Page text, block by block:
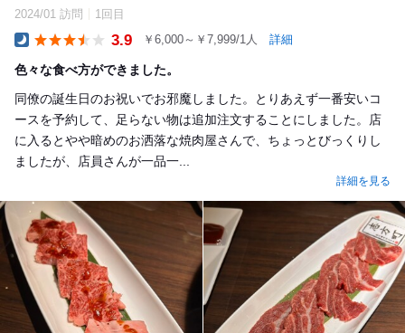
2024/01 訪問 1回目
3.9 ￥6,000～￥7,999/1人 詳細
色々な食べ方ができました。
同僚の誕生日のお祝いでお邪魔しました。とりあえず一番安いコ
ースを予約して、足らない物は追加注文することにしました。店
に入るとやや暗めのお洒落な焼肉屋さんで、ちょっとびっくりし
ましたが、店員さんが一品一...
詳細を見る